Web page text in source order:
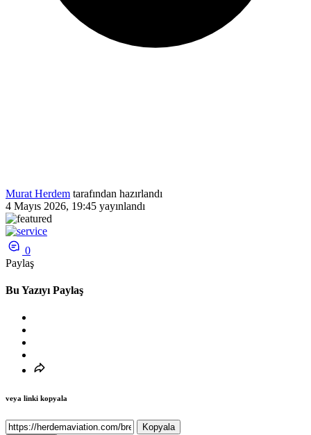
Murat Herdem tarafından hazırlandı
4 Mayıs 2026, 19:45 yayınlandı
0
Paylaş
Bu Yazıyı Paylaş
veya linki kopyala
Kopyala